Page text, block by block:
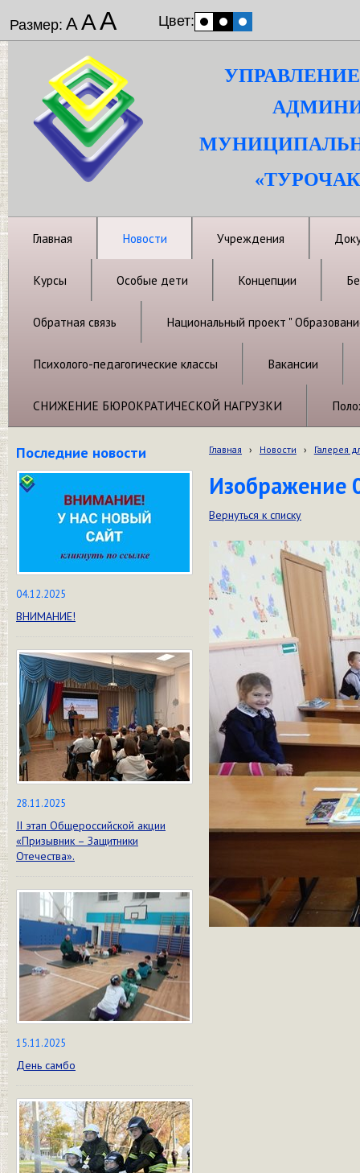
Размер: ААА Цвет:
Главная Новости Учреждения
Курсы Особые дети Концепции
Обратная связь Национальный проект "
Психолого-педагогические классы Вакансии
СНИЖЕНИЕ БЮРОКРАТИЧЕСКОЙ НАГРУЗКИ
Последние новости
04.12.2025
ВНИМАНИЕ!
28.11.2025
II этап Общероссийской акции
«Призывник – Защитники
Отечества».
15.11.2025
День самбо
Главная › Новости › Галерея
Изображение
Вернуться к списку